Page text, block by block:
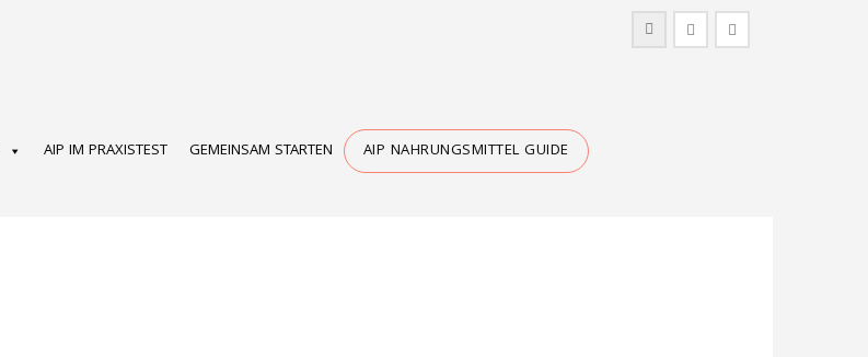
AIP IM PRAXISTEST GEMEINSAM STARTEN AIP NAHRUNGSMITTEL GUIDE